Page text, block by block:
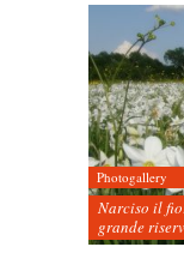
Photogallery
Narciso il
grande